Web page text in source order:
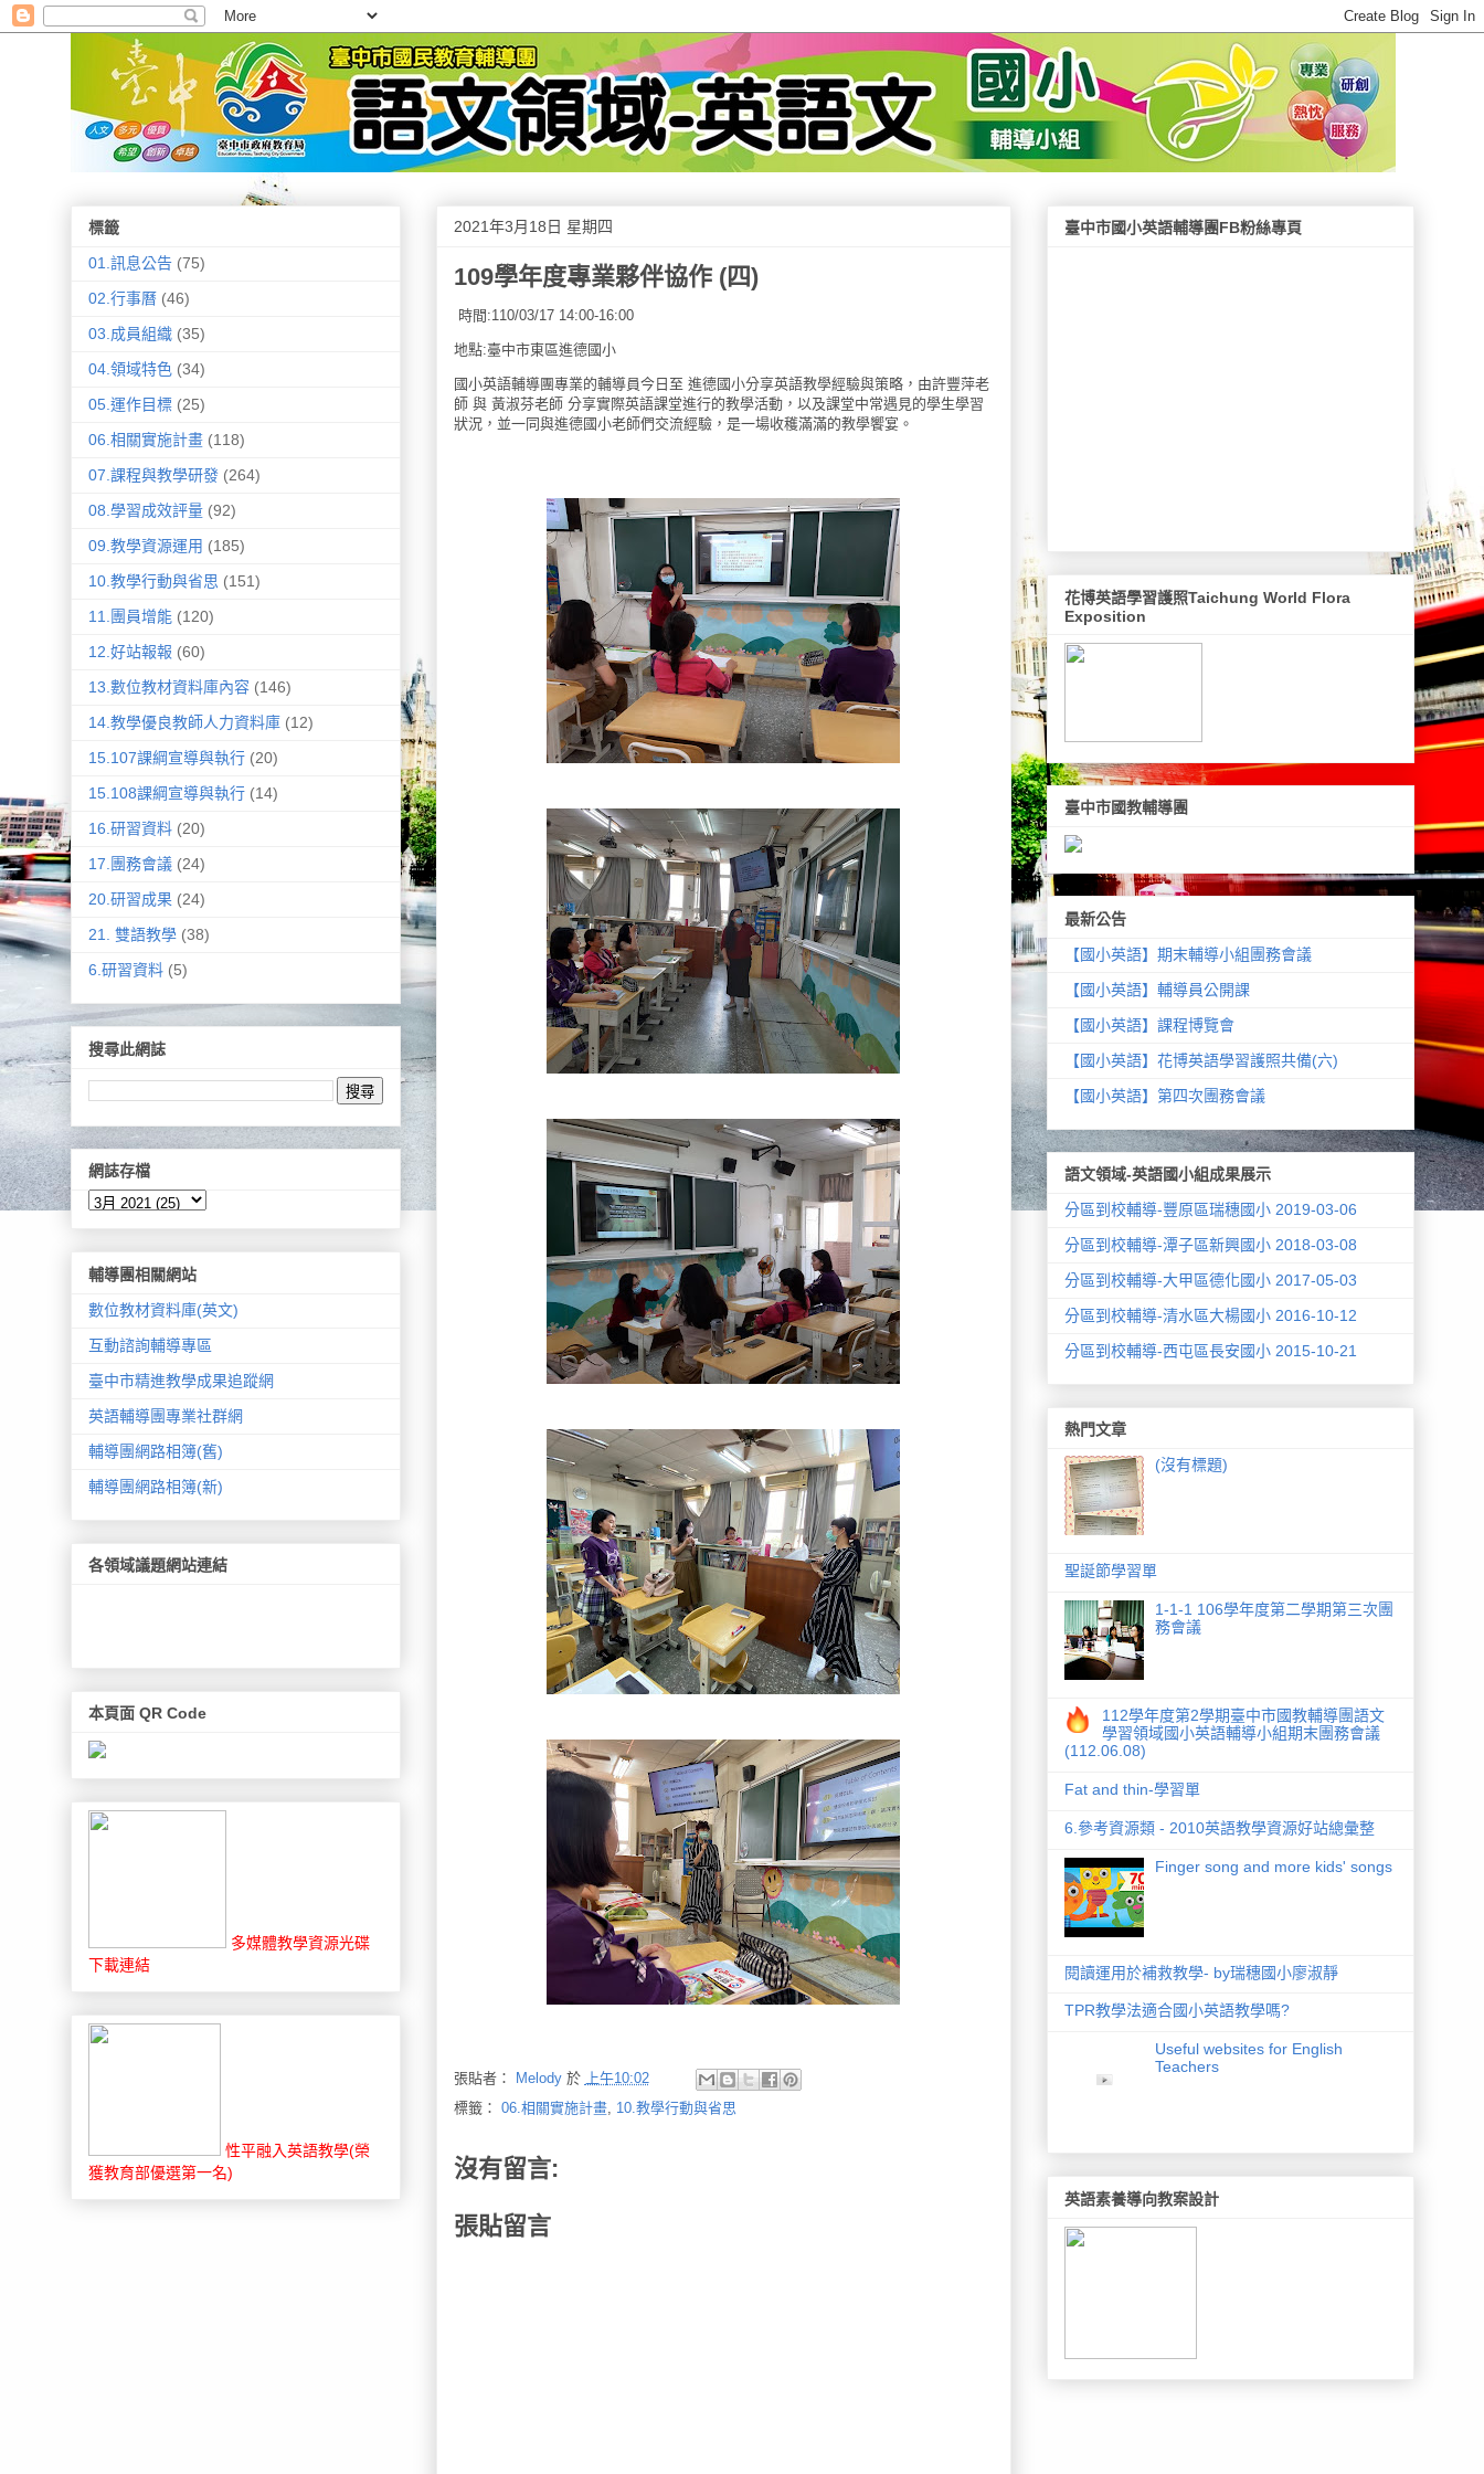
2021年3月18日 星期四
109學年度專業夥伴協作 (四)
時間:110/03/17 14:00-16:00
地點:臺中市東區進德國小
國小英語輔導團專業的輔導員今日至 進德國小分享英語教學經驗與策略，由許豐萍老
師 與 黃淑芬老師 分享實際英語課堂進行的教學活動，以及課堂中常遇見的學生學習
狀況，並一同與進德國小老師們交流經驗，是一場收穫滿滿的教學饗宴。
張貼者： Melody 於
上午10:02
標籤： 06.相關實施計畫, 10.教學行動與省思
沒有留言:
張貼留言
標籤
01.訊息公告 (75)
02.行事曆 (46)
03.成員組織 (35)
04.領域特色 (34)
05.運作目標 (25)
06.相關實施計畫 (118)
07.課程與教學研發 (264)
08.學習成效評量 (92)
09.教學資源運用 (185)
10.教學行動與省思 (151)
11.團員增能 (120)
12.好站報報 (60)
13.數位教材資料庫內容 (146)
14.教學優良教師人力資料庫 (12)
15.107課綱宣導與執行 (20)
15.108課綱宣導與執行 (14)
16.研習資料 (20)
17.團務會議 (24)
20.研習成果 (24)
21. 雙語教學 (38)
6.研習資料 (5)
搜尋此網誌
網誌存檔
輔導團相關網站
數位教材資料庫(英文)
互動諮詢輔導專區
臺中市精進教學成果追蹤網
英語輔導團專業社群網
輔導團網路相簿(舊)
輔導團網路相簿(新)
各領域議題網站連結
本頁面 QR Code
多媒體教學資源光碟
下載連結
性平融入英語教學(榮
獲教育部優選第一名)
臺中市國小英語輔導團FB粉絲專頁
花博英語學習護照Taichung World Flora
Exposition
臺中市國教輔導團
最新公告
【國小英語】期末輔導小組團務會議
【國小英語】輔導員公開課
【國小英語】課程博覽會
【國小英語】花博英語學習護照共備(六)
【國小英語】第四次團務會議
語文領域-英語國小組成果展示
分區到校輔導-豐原區瑞穗國小 2019-03-06
分區到校輔導-潭子區新興國小 2018-03-08
分區到校輔導-大甲區德化國小 2017-05-03
分區到校輔導-清水區大楊國小 2016-10-12
分區到校輔導-西屯區長安國小 2015-10-21
熱門文章
(沒有標題)
聖誕節學習單
1-1-1 106學年度第二學期第三次團
務會議
112學年度第2學期臺中市國教輔導團語文
學習領域國小英語輔導小組期末團務會議
(112.06.08)
Fat and thin-學習單
6.參考資源類 - 2010英語教學資源好站總彙整
Finger song and more kids' songs
閱讀運用於補救教學- by瑞穗國小廖淑靜
TPR教學法適合國小英語教學嗎?
Useful websites for English
Teachers
英語素養導向教案設計